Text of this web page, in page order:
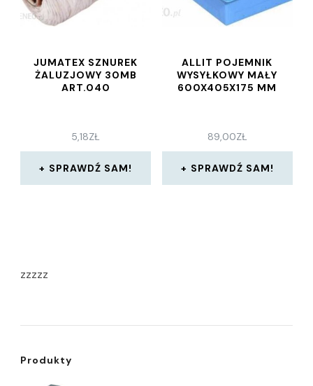
JUMATEX SZNUREK
ŻALUZJOWY 30MB
ART.040
5,18ZŁ
SPRAWDŹ SAM!
ALLIT POJEMNIK
WYSYŁKOWY MAŁY
600X405X175 MM
89,00ZŁ
SPRAWDŹ SAM!
zzzzz
Produkty